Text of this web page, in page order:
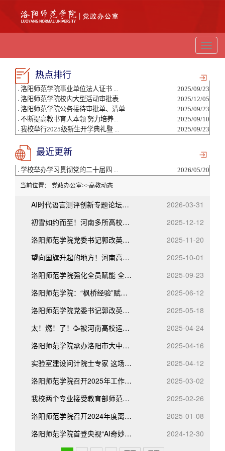
切
换
航
热点排行
· 洛阳师范学院事业单位法人证书 ... 2025/09/23
· 洛阳师范学院校内大型活动审批表 2025/12/05
· 洛阳师范学院公务接待审批单、清单 2025/09/23
· 不断提高教书育人本领 努力培养... 2025/09/10
· 我校举行2025级新生开学典礼暨 ... 2025/09/23
最近更新
· 学校举办学习贯彻党的二十届四 ... 2026/05/20
当前位置： 党政办公室>>高教动态
AI时代语言测评创新专题论坛在洛阳师范学院举办
2026-03-31
初雪如约而至！河南多所高校美出了圈……
2025-12-12
洛阳师范学院党委书记郭改英为师生宣讲党的二十届四中全会精神
2025-11-20
望向国旗升起的地方！河南高校师生向祖国深情告白
2025-10-01
洛阳师范学院强化全员赋能 全力构建“一站式”学生社区协同育人共同体
2025-09-23
洛阳师范学院：“枫桥经验”赋能“一站式”学生社区治理 打造平安校园新“枫景”
2025-06-12
洛阳师范学院党委书记郭改英为马克思主义学院学生讲授思政课
2025-05-18
太！燃！了！🥳被河南高校运动会开幕式刷屏了
2025-04-24
洛阳师范学院承办洛阳市大中小学思政课一体化建设推进会
2025-04-16
实验室建设问计院士专家 这场研讨会开出“科技药方”
2025-04-12
洛阳师范学院召开2025年工作会议
2025-03-02
我校两个专业接受教育部师范类专业认证专家组进校考查
2025-02-26
洛阳师范学院召开2024年度离退休老同志校情通报会
2025-01-08
洛阳师范学院首登央视“AI奇妙夜”
2024-12-30